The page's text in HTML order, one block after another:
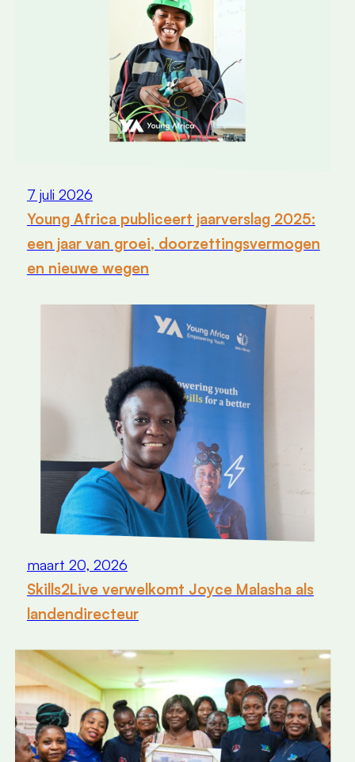
7 juli 2026
Young Africa publiceert jaarverslag 2025:
een jaar van groei, doorzettingsvermogen
en nieuwe wegen
maart 20, 2026
Skills2Live verwelkomt Joyce Malasha als
landendirecteur